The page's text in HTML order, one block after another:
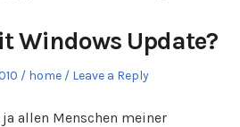
Windows Update?
Posted
home Leave a Reply
allen Menschen meiner